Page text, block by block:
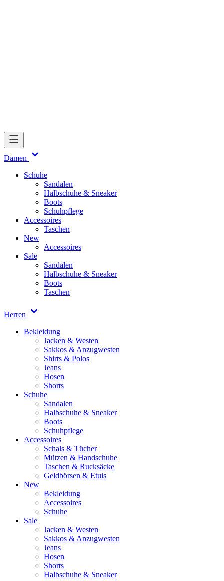
Damen
Schuhe
Sandalen
Halbschuhe & Sneaker
Boots
Schuhpflege
Accessoires
Taschen
New
Accessoires
Sale
Sandalen
Halbschuhe & Sneaker
Boots
Taschen
Herren
Bekleidung
Jacken & Westen
Sakkos & Anzugwesten
Shirts & Polos
Jeans
Hosen
Shorts
Schuhe
Sandalen
Halbschuhe & Sneaker
Boots
Schuhpflege
Accessoires
Schals & Tücher
Mützen & Handschuhe
Taschen & Rucksäcke
Geldbörsen & Etuis
New
Bekleidung
Accessoires
Schuhe
Sale
Jacken & Westen
Sakkos & Anzugwesten
Jeans
Hosen
Shorts
Halbschuhe & Sneaker